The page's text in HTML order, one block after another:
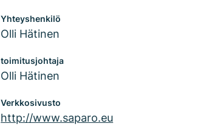
Yhteyshenkilö
Olli Hätinen
toimitusjohtaja
Olli Hätinen
Verkkosivusto
http://www.saparo.eu